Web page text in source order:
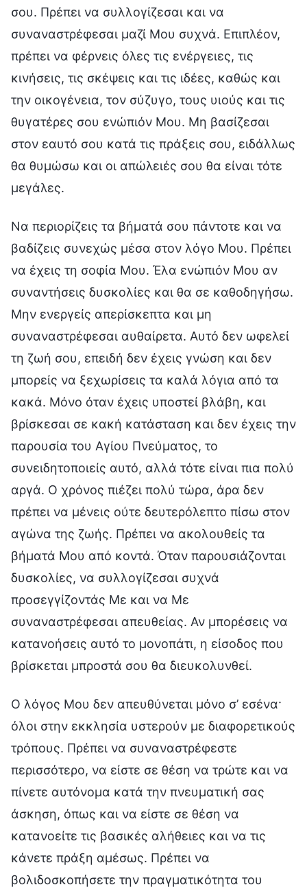
σου. Πρέπει να συλλογίζεσαι και να
συναναστρέφεσαι μαζί Μου συχνά. Επιπλέον,
πρέπει να φέρνεις όλες τις ενέργειες, τις
κινήσεις, τις σκέψεις και τις ιδέες, καθώς και
την οικογένεια, τον σύζυγο, τους υιούς και τις
θυγατέρες σου ενώπιόν Μου. Μη βασίζεσαι
στον εαυτό σου κατά τις πράξεις σου, ειδάλλως
θα θυμώσω και οι απώλειές σου θα είναι τότε
μεγάλες.
Να περιορίζεις τα βήματά σου πάντοτε και να
βαδίζεις συνεχώς μέσα στον λόγο Μου. Πρέπει
να έχεις τη σοφία Μου. Έλα ενώπιόν Μου αν
συναντήσεις δυσκολίες και θα σε καθοδηγήσω.
Μην ενεργείς απερίσκεπτα και μη
συναναστρέφεσαι αυθαίρετα. Αυτό δεν ωφελεί
τη ζωή σου, επειδή δεν έχεις γνώση και δεν
μπορείς να ξεχωρίσεις τα καλά λόγια από τα
κακά. Μόνο όταν έχεις υποστεί βλάβη, και
βρίσκεσαι σε κακή κατάσταση και δεν έχεις την
παρουσία του Αγίου Πνεύματος, το
συνειδητοποιείς αυτό, αλλά τότε είναι πια πολύ
αργά. Ο χρόνος πιέζει πολύ τώρα, άρα δεν
πρέπει να μένεις ούτε δευτερόλεπτο πίσω στον
αγώνα της ζωής. Πρέπει να ακολουθείς τα
βήματά Μου από κοντά. Όταν παρουσιάζονται
δυσκολίες, να συλλογίζεσαι συχνά
προσεγγίζοντάς Με και να Με
συναναστρέφεσαι απευθείας. Αν μπορέσεις να
κατανοήσεις αυτό το μονοπάτι, η είσοδος που
βρίσκεται μπροστά σου θα διευκολυνθεί.
Ο λόγος Μου δεν απευθύνεται μόνο σ’ εσένα·
όλοι στην εκκλησία υστερούν με διαφορετικούς
τρόπους. Πρέπει να συναναστρέφεστε
περισσότερο, να είστε σε θέση να τρώτε και να
πίνετε αυτόνομα κατά την πνευματική σας
άσκηση, όπως και να είστε σε θέση να
κατανοείτε τις βασικές αλήθειες και να τις
κάνετε πράξη αμέσως. Πρέπει να
βολιδοσκοπήσετε την πραγματικότητα του